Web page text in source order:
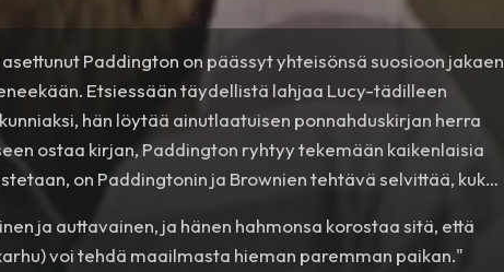
Paddington on päässyt yhteisönsä suosioon jakaen
Etsiessään täydellistä lahjaa Lucy-tädilleen
hän löytää ainutlaatuisen ponnahduskirjan herra
ostaa kirjan, Paddington ryhtyy tekemään kaikenlaisia
on Paddingtonin ja Brownien tehtävä selvittää, kuka
ja auttavainen, ja hänen hahmonsa korostaa sitä, että
voi tehdä maailmasta hieman paremman paikan."